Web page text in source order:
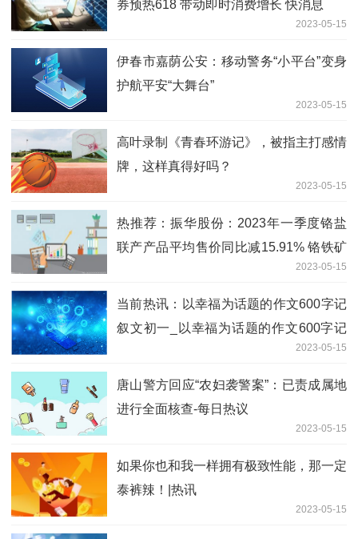
券预热618 带动即时消费增长 快消息
2023-05-15
伊春市嘉荫公安：移动警务“小平台”变身
护航平安“大舞台”
2023-05-15
高叶录制《青春环游记》，被指主打感情
牌，这样真得好吗？
2023-05-15
热推荐：振华股份：2023年一季度铬盐
联产产品平均售价同比减15.91% 铬铁矿
2023-05-15
当前热讯：以幸福为话题的作文600字记
叙文初一_以幸福为话题的作文600字记
2023-05-15
唐山警方回应“农妇袭警案”：已责成属地
进行全面核查-每日热议
2023-05-15
如果你也和我一样拥有极致性能，那一定
泰裤辣！|热讯
2023-05-15